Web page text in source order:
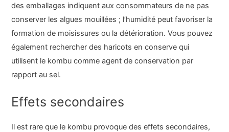
des emballages indiquent aux consommateurs de ne pas
conserver les algues mouillées ; l’humidité peut favoriser la
formation de moisissures ou la détérioration. Vous pouvez
également rechercher des haricots en conserve qui
utilisent le kombu comme agent de conservation par
rapport au sel.
Effets secondaires
Il est rare que le kombu provoque des effets secondaires,